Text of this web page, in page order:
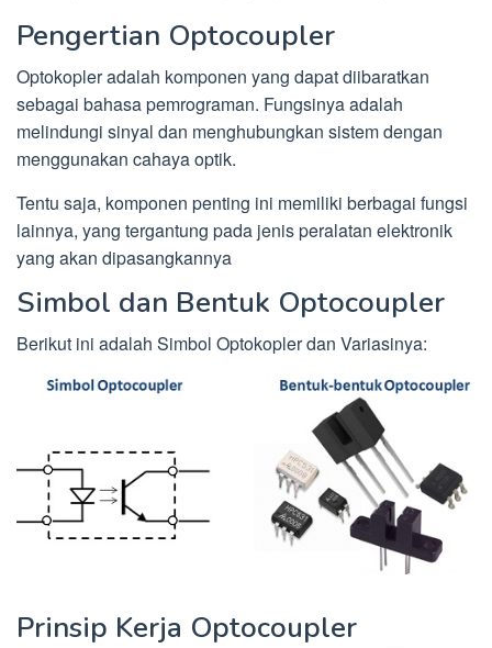
Pengertian Optocoupler
Optokopler adalah komponen yang dapat diibaratkan
sebagai bahasa pemrograman. Fungsinya adalah
melindungi sinyal dan menghubungkan sistem dengan
menggunakan cahaya optik.
Tentu saja, komponen penting ini memiliki berbagai fungsi
lainnya, yang tergantung pada jenis peralatan elektronik
yang akan dipasangkannya
Simbol dan Bentuk Optocoupler
Berikut ini adalah Simbol Optokopler dan Variasinya:
Prinsip Kerja Optocoupler